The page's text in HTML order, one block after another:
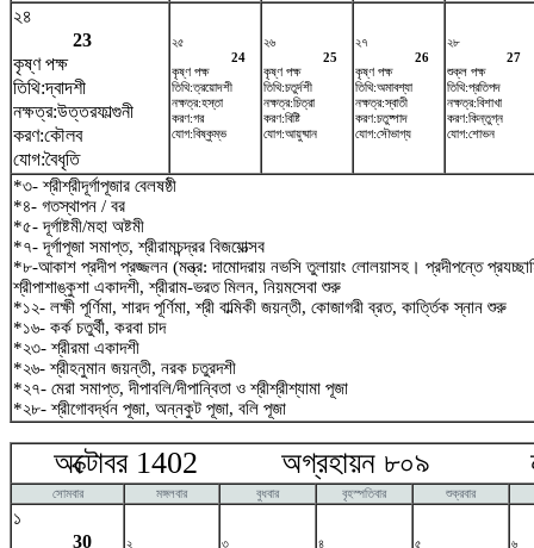
২৪
23
কৃষ্ণ পক্ষ
তিথি:দ্বাদশী
নক্ষত্র:উত্তরফাল্গুনী
করণ:কৌলব
যোগ:বৈধৃতি
২৫
24
কৃষ্ণ পক্ষ
তিথি:ত্রয়োদশী
নক্ষত্র:হস্তা
করণ:গর
যোগ:বিষ্কুম্ভ
২৬
25
কৃষ্ণ পক্ষ
তিথি:চতুর্দশী
নক্ষত্র:চিত্রা
করণ:বিষ্টি
যোগ:আয়ুষ্মান
২৭
26
কৃষ্ণ পক্ষ
তিথি:অমাবশ্যা
নক্ষত্র:স্বাতী
করণ:চতুষ্পাদ
যোগ:সৌভাগ্য
২৮
27
শুক্ল পক্ষ
তিথি:প্রতিপদ
নক্ষত্র:বিশাখা
করণ:কিন্তুগ্ন
যোগ:শোভন
*৩- শ্রীশ্রীদূর্গাপূজার বেলষষ্ঠী
*৪- গতস্থাপন / বর
*৫- দূর্গাষ্টমী/মহা অষ্টমী
*৭- দূর্গাপূজা সমাপ্ত, শ্রীরামচন্দ্রর বিজয়োত্সব
*৮-আকাশ প্রদীপ প্রজ্জলন (মন্ত্র: দামোদরায় নভসি তুলায়াং লোলয়াসহ। প্রদীপন্তে
শ্রীপাশাঙ্কুশা একাদশী, শ্রীরাম-ভরত মিলন, নিয়মসেবা শুরু
*১২- লক্ষী পূর্ণিমা, শারদ পূর্ণিমা, শ্রী বাল্মিকী জয়ন্তী, কোজাগরী ব্রত, কার্ত্তিক স্নান শুরু
*১৬- কর্ক চতুর্থী, করবা চাদ
*২৩- শ্রীরমা একাদশী
*২৬- শ্রীহনুমান জয়ন্তী, নরক চতুরদশী
*২৭- মেরা সমাপ্ত, দীপাবলি/দীপান্বিতা ও শ্রীশ্রীশ্যামা পূজা
*২৮- শ্রীগোবর্দ্ধন পূজা, অন্নকুট পূজা, বলি পূজা
অক্টোবর 1402 অগ্রহায়ন ৮০৯
সোমবার মঙ্গলবার বুধবার বৃহস্পতিবার শুক্রবার
১
30
২
৩
৪
৫
৬